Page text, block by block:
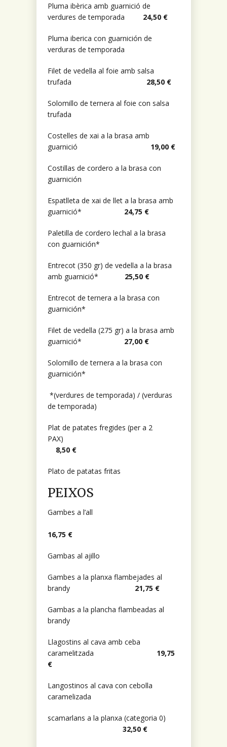
Pluma ibèrica amb guarnició de
verdures de temporada 24,50 €
Pluma iberica con guarnición de
verduras de temporada
Filet de vedella al foie amb salsa
trufada 28,50 €
Solomillo de ternera al foie con salsa
trufada
Costelles de xai a la brasa amb
guarnició
19,00 €
Costillas de cordero a la brasa con
guarnición
Espatlleta de xai de llet a la brasa amb
guarnició* 24,75 €
Paletilla de cordero lechal a la brasa
con guarnición*
Entrecot (350 gr) de vedella a la brasa
amb guarnició* 25,50 €
Entrecot de ternera a la brasa con
guarnición*
Filet de vedella (275 gr) a la brasa amb
guarnició* 27,00 €
Solomillo de ternera a la brasa con
guarnición*
*(verdures de temporada) / (verduras
de temporada)
Plat de patates fregides (per a 2
PAX)
8,50 €
Plato de patatas fritas
PEIXOS
Gambes a l’all
16,75 €
Gambas al ajillo
Gambes a la planxa flambejades al
brandy 21,75 €
Gambas a la plancha flambeadas al
brandy
Llagostins al cava amb ceba
caramelitzada 19,75
€
Langostinos al cava con cebolla
caramelizada
scamarlans a la planxa (categoria 0)
32,50 €